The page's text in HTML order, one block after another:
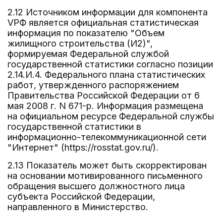
2.12 Источником информации для компонента
VРФ является официальная статистическая
информация по показателю "Объем
жилищного строительства (И2)",
формируемая Федеральной службой
государственной статистики согласно позиции
2.14.И.4. Федерального плана статистических
работ, утвержденного распоряжением
Правительства Российской Федерации от 6
мая 2008 г. N 671-р. Информация размещена
на официальном ресурсе Федеральной службы
государственной статистики в
информационно-телекоммуникационной сети
"Интернет" (https://rosstat.gov.ru/).
2.13 Показатель может быть скорректирован
на основании мотивированного письменного
обращения высшего должностного лица
субъекта Российской Федерации,
направленного в Министерство.